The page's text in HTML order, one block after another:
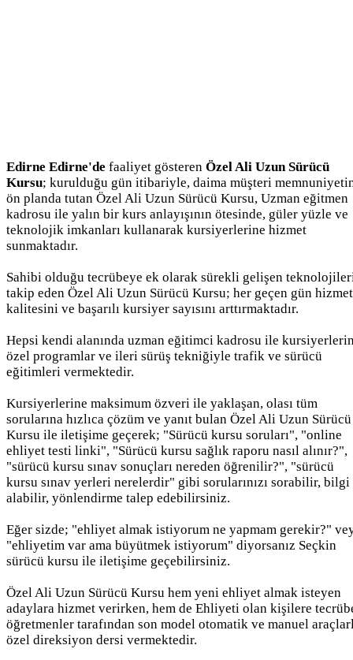
Edirne Edirne'de faaliyet gösteren Özel Ali Uzun Sürücü
Kursu; kurulduğu gün itibariyle, daima müşteri
ön planda tutan Özel Ali Uzun Sürücü Kursu, Uzman eğitmen
kadrosu ile yalın bir kurs anlayışının ötesinde, güler yüzle ve
teknolojik imkanları kullanarak kursiyerlerine hizmet
sunmaktadır.
Sahibi olduğu tecrübeye ek olarak sürekli gelişen
takip eden Özel Ali Uzun Sürücü Kursu; her geçen gün hizmet
kalitesini ve başarılı kursiyer sayısını arttırmaktadır.
Hepsi kendi alanında uzman eğitimci kadrosu ile
özel programlar ve ileri sürüş tekniğiyle trafik ve sürücü
eğitimleri vermektedir.
Kursiyerlerine maksimum özveri ile yaklaşan, olası tüm
sorularına hızlıca çözüm ve yanıt bulan Özel Ali Uzun Sürücü
Kursu ile iletişime geçerek; "Sürücü kursu soruları", "online
ehliyet testi linki", "Sürücü kursu sağlık raporu nasıl alınır?",
"sürücü kursu sınav sonuçları nereden öğrenilir?", "sürücü
kursu sınav yerleri nerelerdir" gibi sorularınızı sorabilir, bilgi
alabilir, yönlendirme talep edebilirsiniz.
Eğer sizde; "ehliyet almak istiyorum ne yapmam gerekir?"
"ehliyetim var ama büyütmek istiyorum" diyorsanız Seçkin
sürücü kursu ile iletişime geçebilirsiniz.
Özel Ali Uzun Sürücü Kursu hem yeni ehliyet almak isteyen
adaylara hizmet verirken, hem de Ehliyeti olan kişilere
öğretmenler tarafından son model otomatik ve manuel
özel direksiyon dersi vermektedir.